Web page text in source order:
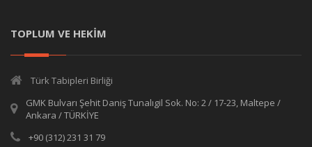
TOPLUM VE HEKİM
Türk Tabipleri Birliği
GMK Bulvarı Şehit Daniş Tunalıgil Sok. No: 2 / 17-23, Maltepe /
Ankara / TÜRKİYE
+90 (312) 231 31 79